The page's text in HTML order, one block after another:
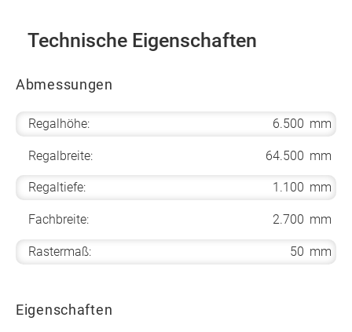
Technische Eigenschaften
Abmessungen
Regalhöhe: 6.500 mm
Regalbreite: 64.500 mm
Regaltiefe: 1.100 mm
Fachbreite: 2.700 mm
Rastermaß: 50 mm
Eigenschaften